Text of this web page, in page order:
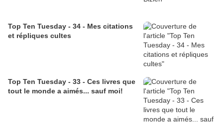
Top Ten Tuesday - 34 - Mes citations
et répliques cultes
Top Ten Tuesday - 33 - Ces livres que
tout le monde a aimés... sauf moi!